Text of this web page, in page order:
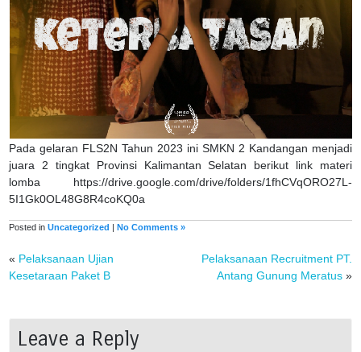
Pada gelaran FLS2N Tahun 2023 ini SMKN 2 Kandangan menjadi
juara 2 tingkat Provinsi Kalimantan Selatan berikut link materi
lomba https://drive.google.com/drive/folders/1fhCVqORO27L-
5I1Gk0OL48G8R4coKQ0a
Posted inUncategorized |No Comments »
« Pelaksanaan Ujian
Kesetaraan Paket B
Pelaksanaan Recruitment PT.
Antang Gunung Meratus»
Leave a Reply